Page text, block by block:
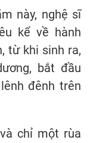
này, nghệ sĩ
kể về hành
từ khi sinh ra,
bắt đầu
đênh trên
chỉ một rùa